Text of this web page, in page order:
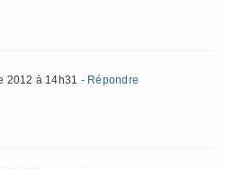
2012 à 14h31 - Répondre